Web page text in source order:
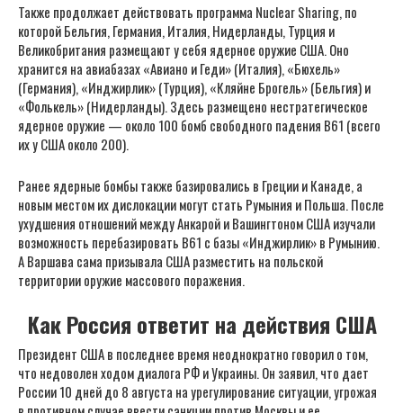
Также продолжает действовать программа Nuclear Sharing, по
которой Бельгия, Германия, Италия, Нидерланды, Турция и
Великобритания размещают у себя ядерное оружие США. Оно
хранится на авиабазах «Авиано и Геди» (Италия), «Бюхель»
(Германия), «Инджирлик» (Турция), «Кляйне Брогель» (Бельгия) и
«Фолькель» (Нидерланды). Здесь размещено нестратегическое
ядерное оружие — около 100 бомб свободного падения B61 (всего
их у США около 200).
Ранее ядерные бомбы также базировались в Греции и Канаде, а
новым местом их дислокации могут стать Румыния и Польша. После
ухудшения отношений между Анкарой и Вашингтоном США изучали
возможность перебазировать B61 с базы «Инджирлик» в Румынию.
А Варшава сама призывала США разместить на польской
территории оружие массового поражения.
Как Россия ответит на действия США
Президент США в последнее время неоднократно говорил о том,
что недоволен ходом диалога РФ и Украины. Он заявил, что дает
России 10 дней до 8 августа на урегулирование ситуации, угрожая